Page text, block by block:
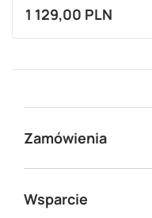
1 129,00 PLN
Zamówienia
Wsparcie